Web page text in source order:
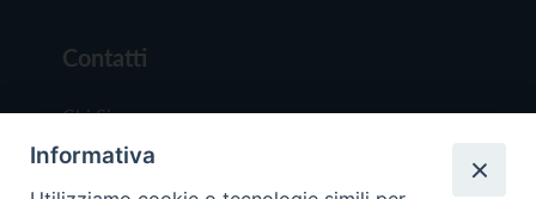
Contatti
Chi Siamo
Redazione
Informativa